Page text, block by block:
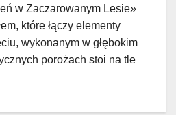
w Zaczarowanym Lesie»
które łączy elementy
wykonanym w głębokim
porożach stoi na tle